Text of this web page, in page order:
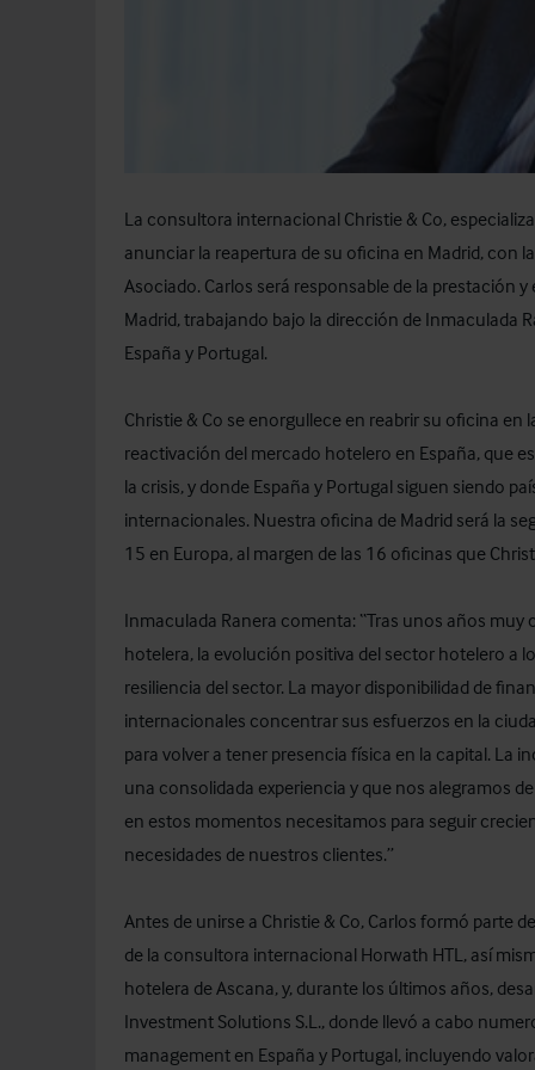
La consultora internacional Christie & Co,
anunciar la reapertura de su oficina en Madrid, con
Asociado. Carlos será responsable de la prestación
Madrid, trabajando bajo la dirección de Inmaculada
España y Portugal.
Christie & Co se enorgullece en reabrir su oficina en
reactivación del mercado hotelero en España, que
la crisis, y donde España y Portugal siguen siendo
internacionales. Nuestra oficina de Madrid será la
15 en Europa, al margen de las 16 oficinas que
Inmaculada Ranera comenta: “Tras unos años
hotelera, la evolución positiva del sector hotelero a
resiliencia del sector. La mayor disponibilidad de
internacionales concentrar sus esfuerzos en la
para volver a tener presencia física en la capital. La
una consolidada experiencia y que nos alegramos
en estos momentos necesitamos para seguir
necesidades de nuestros clientes.”
Antes de unirse a Christie & Co, Carlos formó parte
de la consultora internacional Horwath HTL, así
hotelera de Ascana, y, durante los últimos años,
Investment Solutions S.L., donde llevó a cabo
management en España y Portugal, incluyendo